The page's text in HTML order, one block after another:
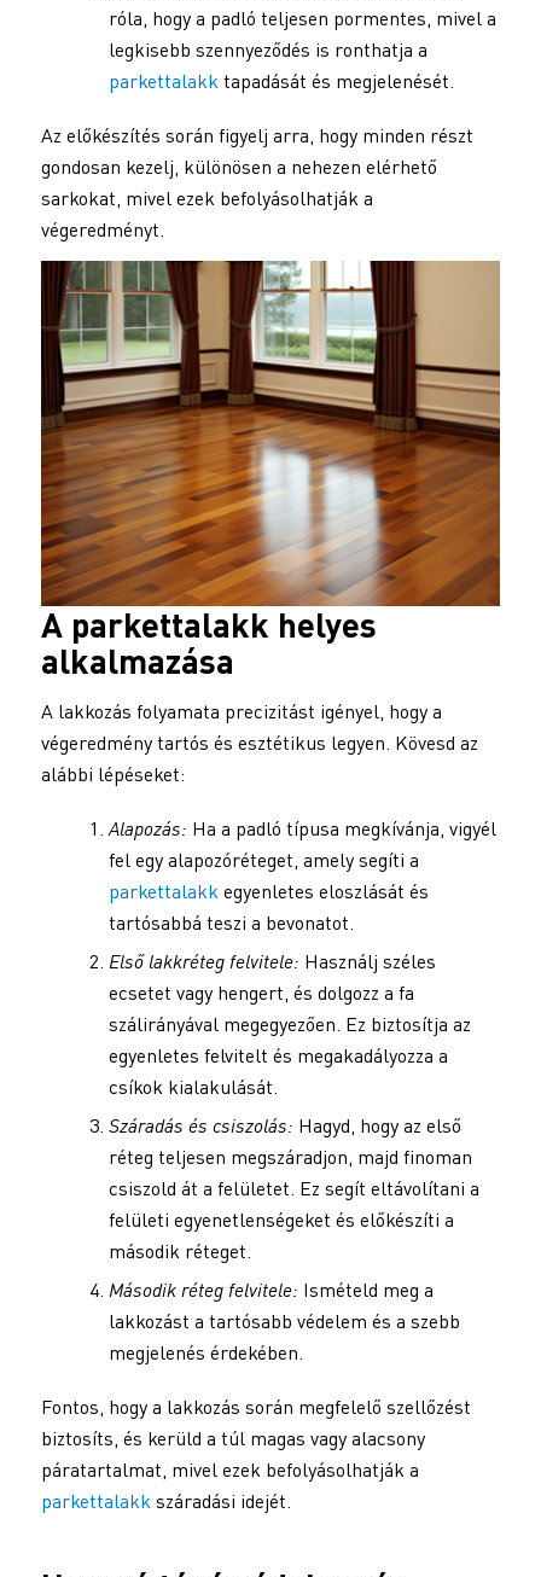
róla, hogy a padló teljesen pormentes, mivel a
legkisebb szennyeződés is ronthatja a
parkettalakk tapadását és megjelenését.
Az előkészítés során figyelj arra, hogy minden részt
gondosan kezelj, különösen a nehezen elérhető
sarkokat, mivel ezek befolyásolhatják a
végeredményt.
A parkettalakk helyes
alkalmazása
A lakkozás folyamata precizitást igényel, hogy a
végeredmény tartós és esztétikus legyen. Kövesd az
alábbi lépéseket:
Alapozás: Ha a padló típusa megkívánja, vigyél
fel egy alapozóréteget, amely segíti a
parkettalakk egyenletes eloszlását és
tartósabbá teszi a bevonatot.
Első lakkréteg felvitele: Használj széles
ecsetet vagy hengert, és dolgozz a fa
szálirányával megegyezően. Ez biztosítja az
egyenletes felvitelt és megakadályozza a
csíkok kialakulását.
Száradás és csiszolás: Hagyd, hogy az első
réteg teljesen megszáradjon, majd finoman
csiszold át a felületet. Ez segít eltávolítani a
felületi egyenetlenségeket és előkészíti a
második réteget.
Második réteg felvitele: Ismételd meg a
lakkozást a tartósabb védelem és a szebb
megjelenés érdekében.
Fontos, hogy a lakkozás során megfelelő szellőzést
biztosíts, és kerüld a túl magas vagy alacsony
páratartalmat, mivel ezek befolyásolhatják a
parkettalakk száradási idejét.